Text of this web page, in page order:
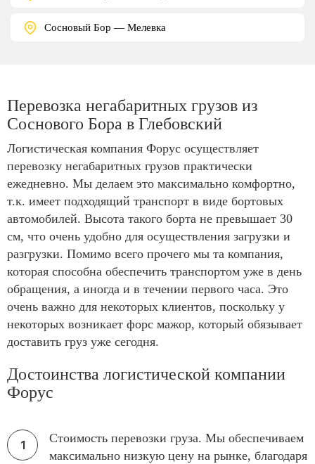
Сосновый Бор — Мелевка
Перевозка негабаритных грузов из
Соснового Бора в Глебовский
Логистическая компания Форус осуществляет
перевозку негабаритных грузов практически
ежедневно. Мы делаем это максимально комфортно,
т.к. имеет подходящий транспорт в виде бортовых
автомобилей. Высота такого борта не превышает 30
см, что очень удобно для осуществления загрузки и
разгрузки. Помимо всего прочего мы та компания,
которая способна обеспечить транспортом уже в день
обращения, а иногда и в течении первого часа. Это
очень важно для некоторых клиентов, поскольку у
некоторых возникает форс мажор, который обязывает
доставить груз уже сегодня.
Достоинства логистической компании
Форус
Стоимость перевозки груза. Мы обеспечиваем
максимально низкую цену на рынке, благодаря